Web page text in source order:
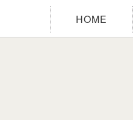
HOME